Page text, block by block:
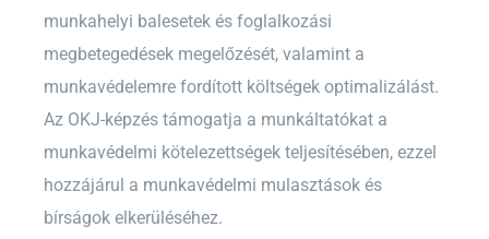
munkahelyi balesetek és foglalkozási
megbetegedések megelőzését, valamint a
munkavédelemre fordított költségek optimalizálást.
Az OKJ-képzés támogatja a munkáltatókat a
munkavédelmi kötelezettségek teljesítésében, ezzel
hozzájárul a munkavédelmi mulasztások és
bírságok elkerüléséhez.